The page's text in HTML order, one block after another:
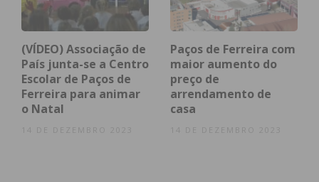
lugares em pé).
Lotação total se o veículo tiver apenas
lugares sentados (“como nos
Expressos”, precisou a ministra);
Testagem nas empresas com mais de 150
trabalhadores no mesmo posto de trabalho;
Testagem para acesso a eventos desportivos,
(VÍDEO) Associação de
País junta-se a Centro
Escolar de Paços de
Ferreira para animar
o Natal
14 DE DEZEMBRO 2023
Paços de Ferreira com
maior aumento do
preço de
arrendamento de
casa
14 DE DEZEMBRO 2023